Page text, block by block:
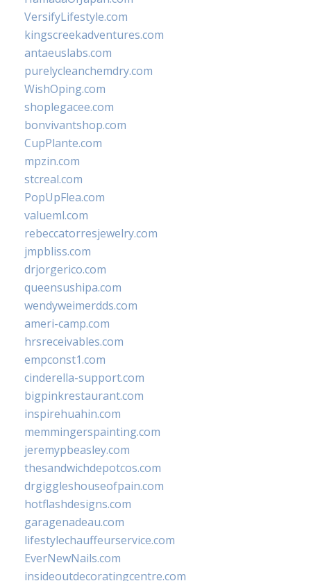
VersifyLifestyle.com
kingscreekadventures.com
antaeuslabs.com
purelycleanchemdry.com
WishOping.com
shoplegacee.com
bonvivantshop.com
CupPlante.com
mpzin.com
stcreal.com
PopUpFlea.com
valueml.com
rebeccatorresjewelry.com
jmpbliss.com
drjorgerico.com
queensushipa.com
wendyweimerdds.com
ameri-camp.com
hrsreceivables.com
empconst1.com
cinderella-support.com
bigpinkrestaurant.com
inspirehuahin.com
memmingerspainting.com
jeremypbeasley.com
thesandwichdepotcos.com
drgiggleshouseofpain.com
hotflashdesigns.com
garagenadeau.com
lifestylechauffeurservice.com
EverNewNails.com
insideoutdecoratingcentre.com